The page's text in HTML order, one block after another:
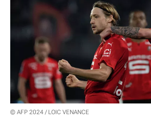
© AFP 2024 / LOIC VENANCE